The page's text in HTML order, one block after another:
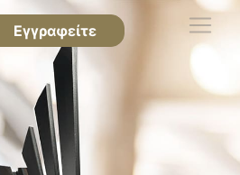
Εγγραφείτε